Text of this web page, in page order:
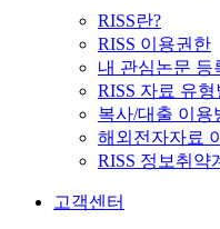
RISS란?
RISS 이용권한
내 관심논문 등
RISS 자료 유
복사/대출 이용
해외전자자료
RISS 정보취약
고객센터